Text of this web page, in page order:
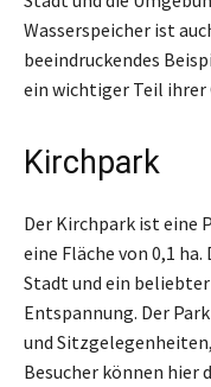
Wasserspeicher ist
beeindruckendes
ein wichtiger Teil ihrer
Kirchpark
Der Kirchpark ist eine
eine Fläche von 0,1
Stadt und ein
Entspannung. Der
und
Besucher können hier